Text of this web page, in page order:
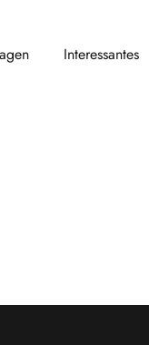
Interessantes